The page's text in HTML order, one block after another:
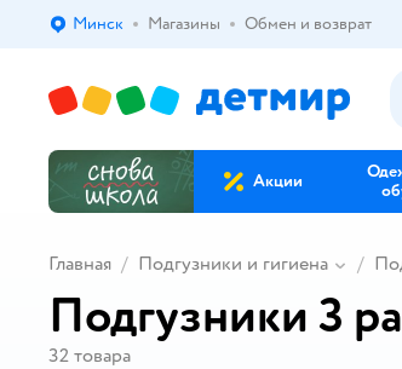
Выбор адреса доставки.
Минск Магазины Обмен и возврат
Акции
Главная Подгузники и гигиена
Подгузники 3
32 товара